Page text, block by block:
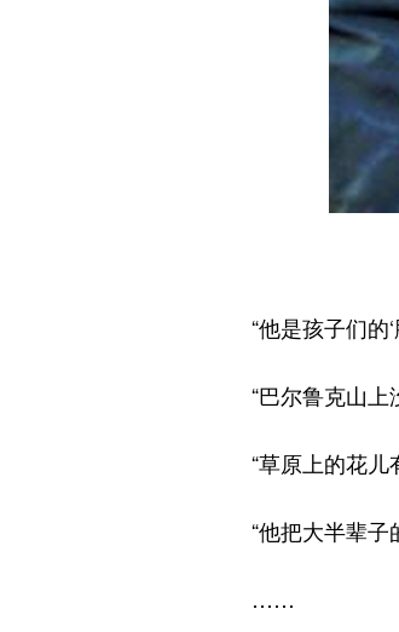
“他是孩子们的‘
“巴尔鲁克山上
“草原上的花儿
“他把大半辈子
……